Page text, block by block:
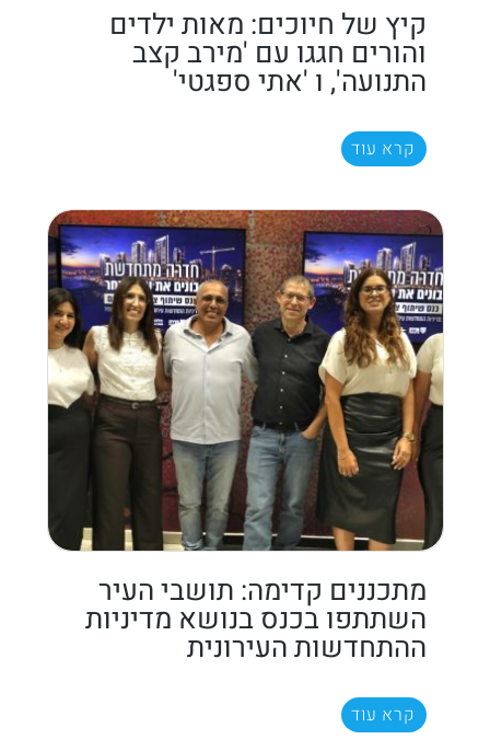
קיץ של חיוכים: מאות ילדים
והורים חגגו עם 'מירב קצב
התנועה', ו 'אתי ספגטי'
קרא עוד
מתכננים קדימה: תושבי העיר
השתתפו בכנס בנושא מדיניות
ההתחדשות העירונית
קרא עוד